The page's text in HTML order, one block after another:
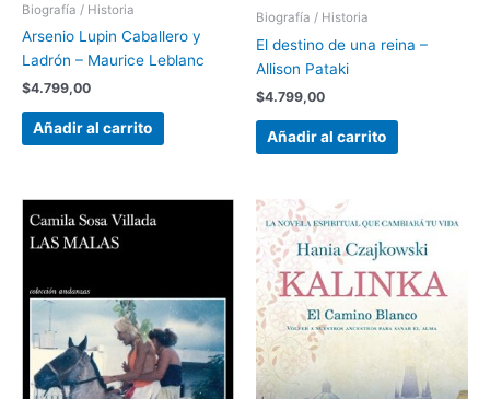
Biografía / Historia
Arsenio Lupin Caballero y
Ladrón – Maurice Leblanc
$4.799,00
Añadir al carrito
Biografía / Historia
El destino de una reina –
Allison Pataki
$4.799,00
Añadir al carrito